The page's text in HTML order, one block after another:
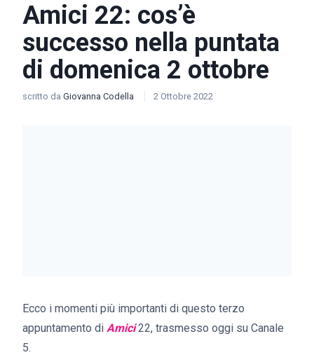
Amici 22: cos’è
successo nella puntata
di domenica 2 ottobre
scritto da Giovanna Codella 2 Ottobre 2022
Ecco i momenti più importanti di questo terzo
appuntamento di Amici 22, trasmesso oggi su Canale
5.